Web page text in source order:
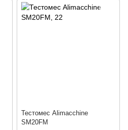
Тестомес Alimacchine
SM20FM